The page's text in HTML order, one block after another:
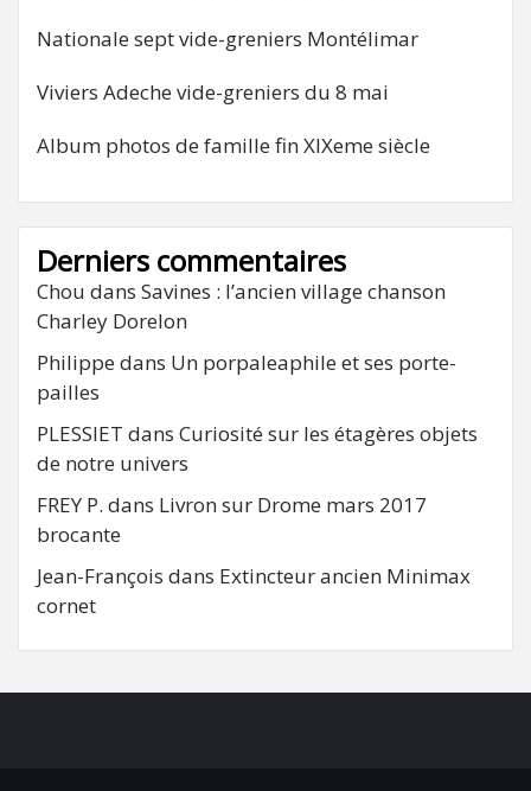
Nationale sept vide-greniers Montélimar
Viviers Adeche vide-greniers du 8 mai
Album photos de famille fin XIXeme siècle
Derniers commentaires
Chou dans Savines : l’ancien village chanson
Charley Dorelon
Philippe dans Un porpaleaphile et ses porte-
pailles
PLESSIET dans Curiosité sur les étagères objets
de notre univers
FREY P. dans Livron sur Drome mars 2017
brocante
Jean-François dans Extincteur ancien Minimax
cornet